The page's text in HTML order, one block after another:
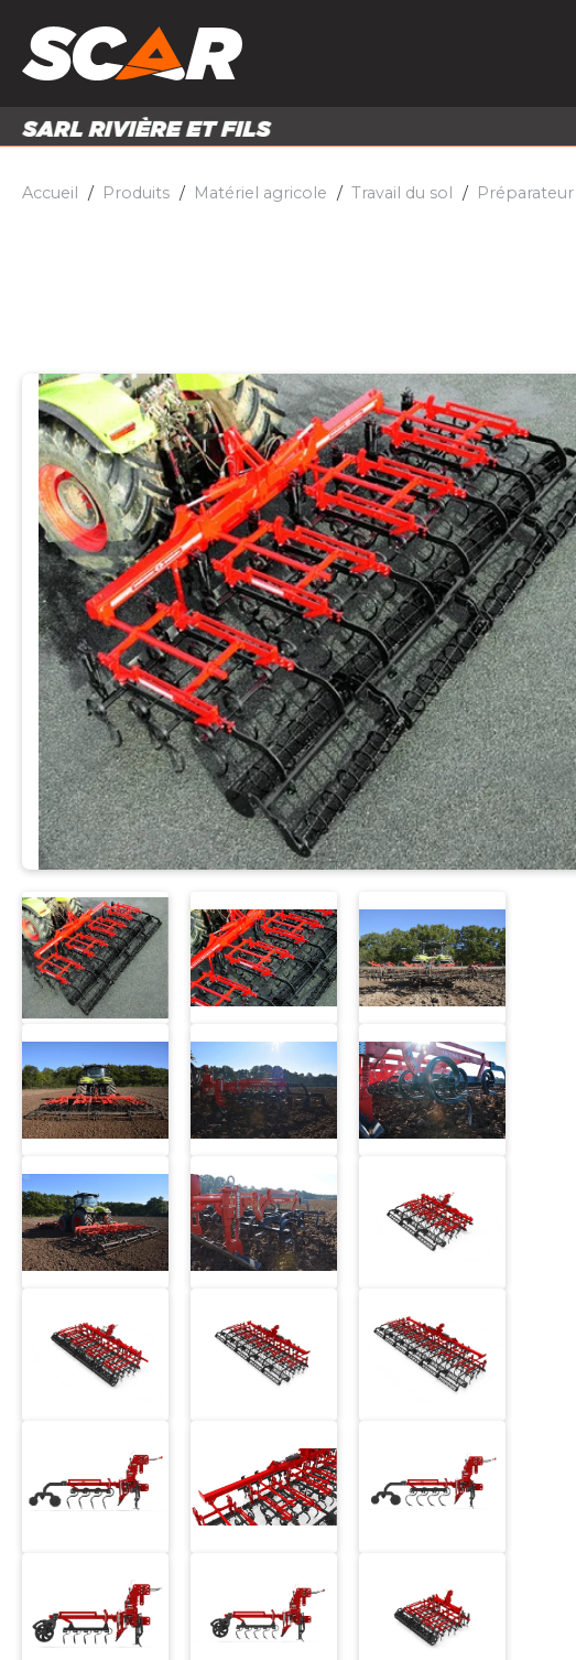
PIÈCES ET ACCESSOIRES
Accueil Produits Matériel agricole Travail du sol